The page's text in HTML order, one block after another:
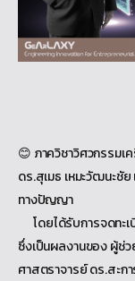
😊 ภาควิชาวิศวกรรม
ดร.สุเมธ เหมะวัฒนะชั
ทางปัญญา
โดยได้รับการจดทะ
ซึ่งเป็นผลงานของ ผู้ช่
ศาสตราจารย์ ดร.สะก